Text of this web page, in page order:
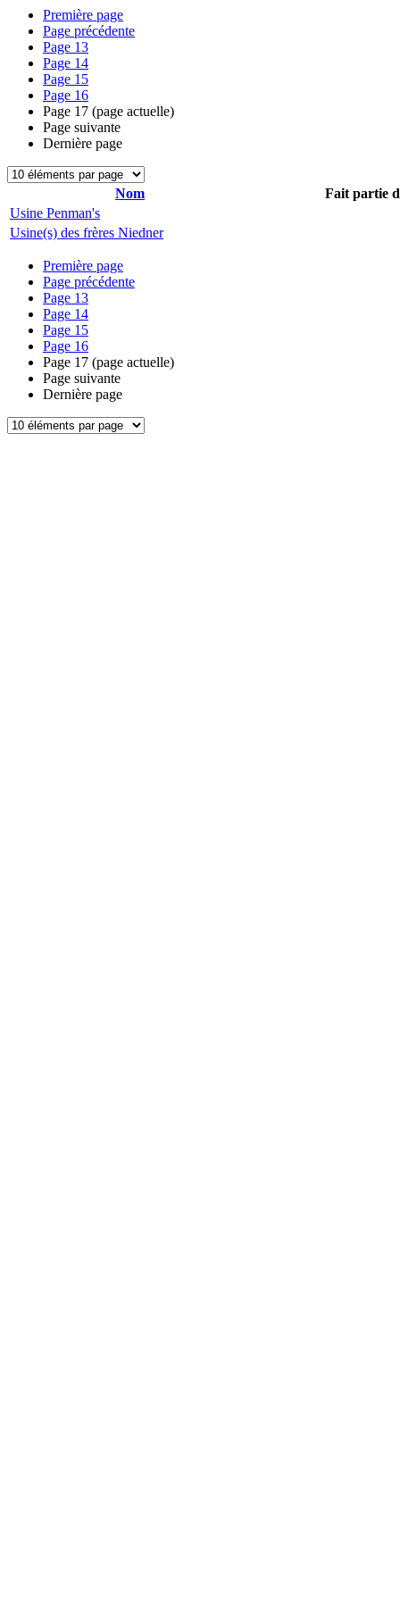
Première page
Page précédente
Page 13
Page 14
Page 15
Page 16
Page 17 (page actuelle)
Page suivante
Dernière page
Nom
Fait partie
Usine Penman's
Usine(s) des frères Niedner
Première page
Page précédente
Page 13
Page 14
Page 15
Page 16
Page 17 (page actuelle)
Page suivante
Dernière page